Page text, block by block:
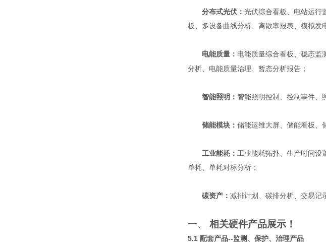
分布式光伏 ： 光伏综合看板、电站运行
板、多设备曲线分析、 离散率报表、模拟发
电能质量： 电能质量综合看板、稳态监
分析、电能质量治理、暂态分析报告；
智能照明： 智能照明控制、控制事件、
储能模块： 储能运维大屏、储能看板、
工业能耗： 工业能耗拓扑、生产时间设
单耗、单耗对标分析；
碳资产： 减排计划、碳排分析、交易记
一、 相关硬件产品展示！
5.1 配套产品--监测、保护、治理产品